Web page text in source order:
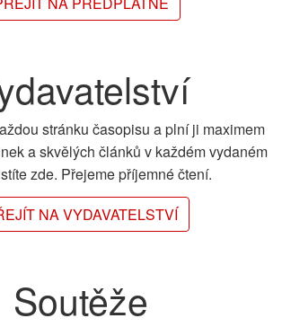
stránku časopisu a plní ji maximem
a skvělých článků v každém vydaném
zde. Přejeme příjemné čtení.
NA VYDAVATELSTVÍ
Soutěže